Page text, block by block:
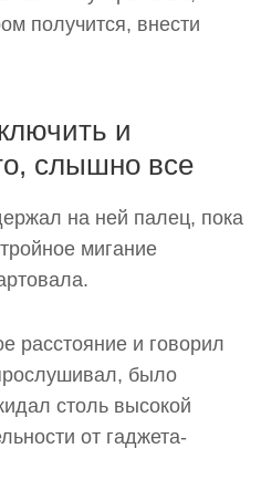
получится, внести
и
слышно все
на ней палец, пока
мигание
расстояние и говорил
было
столь высокой
от гаджета-